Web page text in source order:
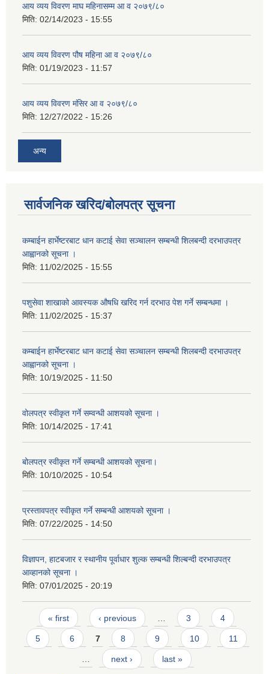
आय व्यय विवरण माघ महिनासम्म आ व २०७९/८०
मिति: 02/14/2023 - 15:55
आय व्यय विवरण पौष महिना आ व २०७९/८०
मिति: 01/19/2023 - 11:57
आय व्यय विवरण मंसिर आ व २०७९/८०
मिति: 12/27/2022 - 15:26
अन्य
सार्वजनिक खरिद/बोलपत्र सूचना
कम्बाईन हार्भेष्टरबाट धान कटाई सेवा सञ्चालन सम्बन्धी शिलबन्दी दरभाउपत्र
आह्वानको सूचना ।
मिति: 11/02/2025 - 15:55
पशुसेवा शाखाको आवस्यक औषधि खरिद गर्न दरभाउ पेश गर्ने सम्बन्धमा ।
मिति: 11/02/2025 - 15:37
कम्बाईन हार्भेष्टरबाट धान कटाई सेवा सञ्चालन सम्बन्धी शिलबन्दी दरभाउपत्र
आह्वानको सूचना ।
मिति: 10/19/2025 - 11:50
वोलपत्र स्वीकृत गर्ने सम्वन्धी आशयको सूचना ।
मिति: 10/14/2025 - 17:41
बोलपत्र स्वीकृत गर्ने सम्बन्धी आशयको सूचना।
मिति: 10/10/2025 - 10:54
प्रस्तावपत्र स्वीकृत गर्ने सम्बन्धी आशयको सूचना ।
मिति: 07/22/2025 - 14:50
विज्ञापन, हाटबजार र स्थानीय पूर्वाधार शुल्क सम्बन्धी शिल्बन्दी दरभाउपत्र
आव्हानको सूचना ।
मिति: 07/01/2025 - 20:19
Pages
« first ‹ previous … 3 4
5 6 7 8 9 10 11
… next › last »